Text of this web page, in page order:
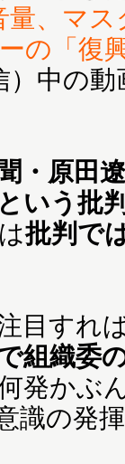
量、マ
の「復
）中の
・原田
いう批
批判で
目すれ
組織委
発かぶ
識の発